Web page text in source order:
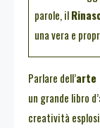
parole, il
una vera e
Parlare dell’arte
un grande libro
creatività